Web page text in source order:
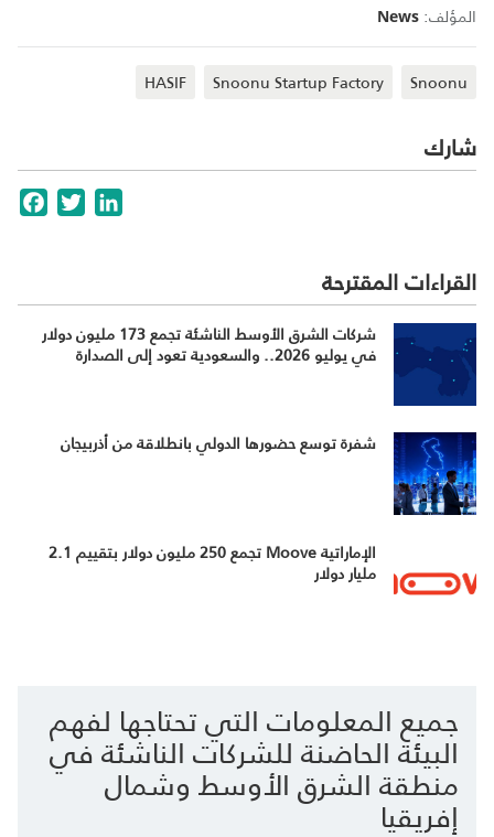
المؤلف: News
Snoonu
Snoonu Startup Factory
HASIF
شارك
TwitterLinkedIn
القراءات المقترحة
شركات الشرق الأوسط الناشئة تجمع 173 مليون دولار
في يوليو 2026.. والسعودية تعود إلى الصدارة
شفرة توسع حضورها الدولي بانطلاقة من أذربيجان
الإماراتية Moove تجمع 250 مليون دولار بتقييم 2.1
مليار دولار
جميع المعلومات التي تحتاجها لفهم
البيئة الحاضنة للشركات الناشئة في
منطقة الشرق الأوسط وشمال
إفريقيا